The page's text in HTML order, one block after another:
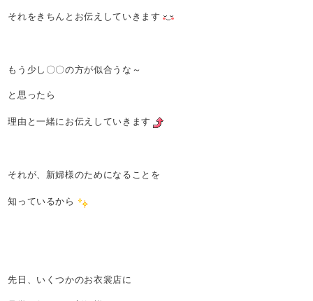
それをきちんとお伝えしていきます
もう少し〇〇の方が似合うな～
と思ったら
理由と一緒にお伝えしていきます
それが、新婦様のためになることを
知っているから
先日、いくつかのお衣裳店に